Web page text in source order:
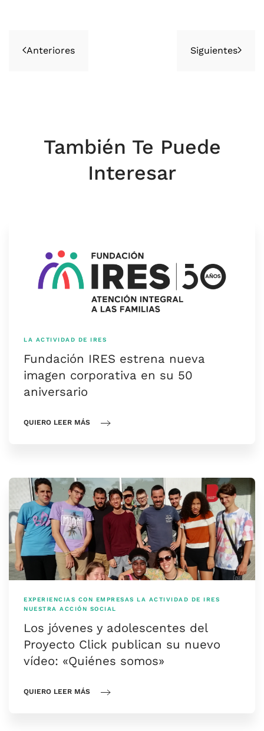
Anteriores Siguientes
También Te Puede
Interesar
LA ACTIVIDAD DE IRES
Fundación IRES estrena nueva
imagen corporativa en su 50
aniversario
QUIERO LEER MÁS
EXPERIENCIAS CON EMPRESAS LA ACTIVIDAD DE IRES
NUESTRA ACCIÓN SOCIAL
Los jóvenes y adolescentes del
Proyecto Click publican su nuevo
vídeo: «Quiénes somos»
QUIERO LEER MÁS